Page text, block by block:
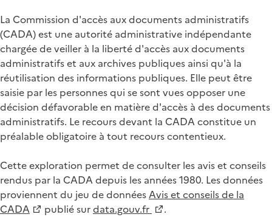
La Commission d'accès aux documents administratifs
(CADA) est une autorité administrative indépendante
chargée de veiller à la liberté d'accès aux documents
administratifs et aux archives publiques ainsi qu'à la
réutilisation des informations publiques. Elle peut être
saisie par les personnes qui se sont vues opposer une
décision défavorable en matière d'accès à des documents
administratifs. Le recours devant la CADA constitue un
préalable obligatoire à tout recours contentieux.
Cette exploration permet de consulter les avis et conseils
rendus par la CADA depuis les années 1980. Les données
proviennent du jeu de donnéesAvis et conseils de la
CADA
publié surdata.gouv.fr .